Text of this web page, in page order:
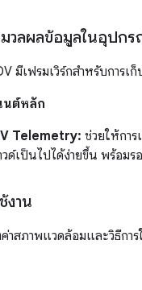
มวลผลข้อมูลในอุปก
มีเฟรมเวิร์กสำหรับการ
นต์หลัก
Telemetry: ช่วยให้กา
วด์เป็นไปได้ง่ายขึ้น พร้อม
งาน
ค่าสภาพแวดล้อมและวิธีกา